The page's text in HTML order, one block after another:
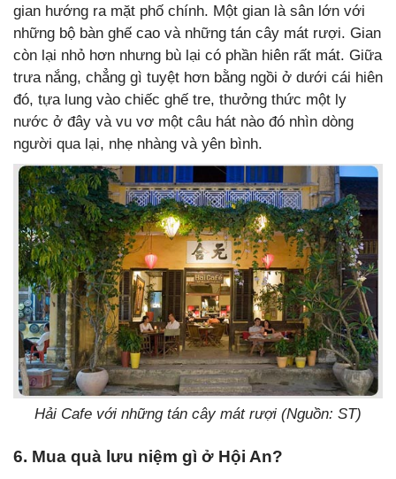
gian hướng ra mặt phố chính. Một gian là sân lớn với
những bộ bàn ghế cao và những tán cây mát rượi. Gian
còn lại nhỏ hơn nhưng bù lại có phần hiên rất mát. Giữa
trưa nắng, chẳng gì tuyệt hơn bằng ngồi ở dưới cái hiên
đó, tựa lung vào chiếc ghế tre, thưởng thức một ly
nước ở đây và vu vơ một câu hát nào đó nhìn dòng
người qua lại, nhẹ nhàng và yên bình.
Hải Cafe với những tán cây mát rượi (Nguồn: ST)
6. Mua quà lưu niệm gì ở Hội An?